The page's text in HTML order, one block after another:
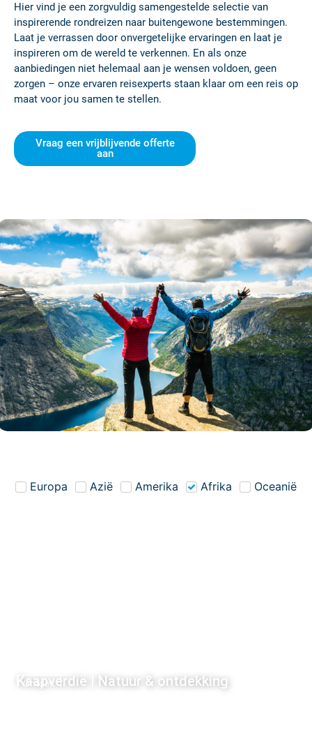
Hier vind je een zorgvuldig samengestelde selectie van
inspirerende rondreizen naar buitengewone bestemmingen.
Laat je verrassen door onvergetelijke ervaringen en laat je
inspireren om de wereld te verkennen. En als onze
aanbiedingen niet helemaal aan je wensen voldoen, geen
zorgen – onze ervaren reisexperts staan klaar om een reis op
maat voor jou samen te stellen.
Vraag een vrijblijvende offerte
aan
Europa Azië Amerika Afrika Oceanië
Kaapverdië | Natuur & ontdekking
Ontdek